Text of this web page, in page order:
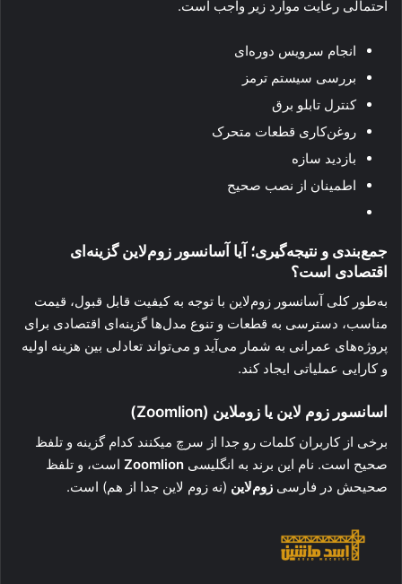
احتمالی رعایت موارد زیر واجب است.
انجام سرویس دوره‌ای
بررسی سیستم ترمز
کنترل تابلو برق
روغن‌کاری قطعات متحرک
بازدید سازه
اطمینان از نصب صحیح
جمع‌بندی و نتیجه‌گیری؛ آیا آسانسور زوم‌لاین گزینه‌ای
اقتصادی است؟
به‌طور کلی آسانسور زوم‌لاین با توجه به کیفیت قابل قبول، قیمت
مناسب، دسترسی به قطعات و تنوع مدل‌ها گزینه‌ای اقتصادی برای
پروژه‌های عمرانی به شمار می‌آید و می‌تواند تعادلی بین هزینه اولیه
و کارایی عملیاتی ایجاد کند.
اسانسور زوم لاین یا زوملاین (Zoomlion
)
برخی از کاربران کلمات رو جدا از سرچ میکنند کدام گزینه و تلفظ
صحیح است. نام این برند به انگلیسی Zoomlion است، و تلفظ
صحیحش در فارسی زوم‌لاین (نه زوم لاین جدا از هم) است.